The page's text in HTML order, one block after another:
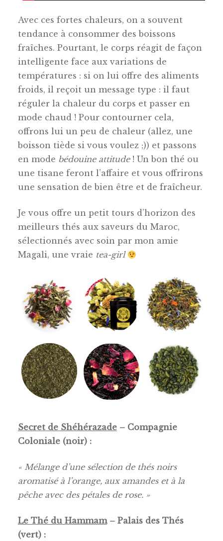
Avec ces fortes chaleurs, on a souvent
tendance à consommer des boissons
fraîches. Pourtant, le corps réagit de façon
intelligente face aux variations de
températures : si on lui offre des aliments
froids, il reçoit un message type : il faut
réguler la chaleur du corps et passer en
mode chaud ! Pour contourner cela,
offrons lui un peu de chaleur (allez, une
boisson tiède si vous voulez ;)) et passons
en mode bédouine attitude! Un bon thé ou
une tisane feront l’affaire et vous offrirons
une sensation de bien être et de fraîcheur.
Je vous offre un petit tours d’horizon des
meilleurs thés aux saveurs du Maroc,
sélectionnés avec soin par mon amie
Magali, une vraie tea-girl
Secret de Shéhérazade– Compagnie
Coloniale (noir) :
« Mélange d’une sélection de thés noirs
aromatisé à l’orange, aux amandes et à la
pêche avec des pétales de rose. »
Le Thé du Hammam– Palais des Thés
(vert) :